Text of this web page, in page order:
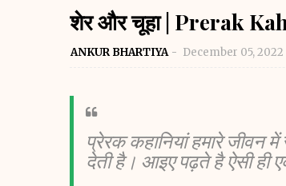
शेर और चूहा | Prerak
ANKUR BHARTIYA December 05, 2022
प्रेरक कहानियां हमारे जीवन
देती है। आइए पढ़ते है ऐसी ही